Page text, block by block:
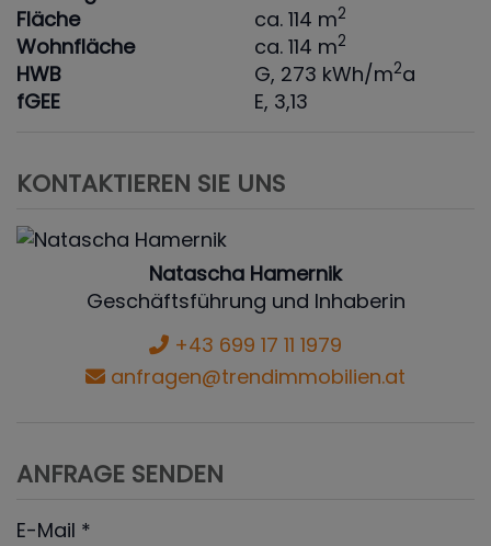
Fläche
ca. 114 m2
Wohnfläche ca. 114 m2
HWB G, 273 kWh/m2a
fGEE
E, 3,13
KONTAKTIEREN SIE UNS
Natascha Hamernik
Geschäftsführung und Inhaberin
+43 699 17 11 1979
anfragen@trendimmobilien.at
ANFRAGE SENDEN
E-Mail